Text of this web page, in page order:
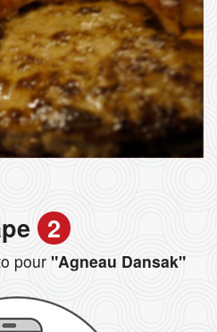
2
pour"Agneau Dansak"